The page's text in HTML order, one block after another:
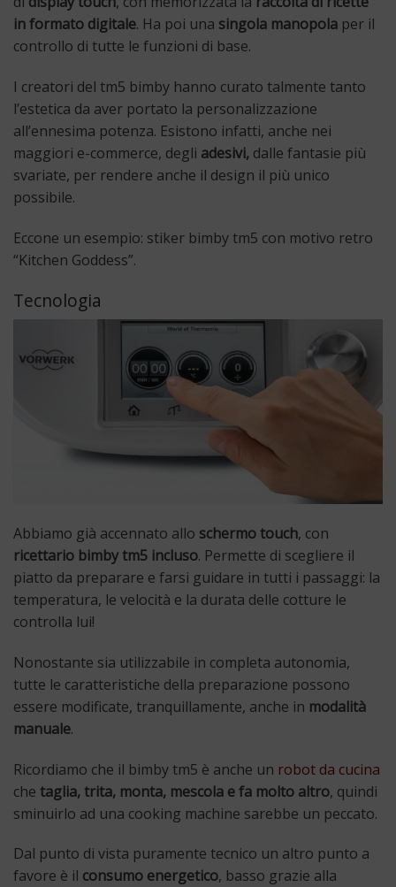
in formato digitale. Ha poi una singola manopola per il
controllo di tutte le funzioni di base.
I creatori del tm5 bimby hanno curato talmente tanto
l’estetica da aver portato la personalizzazione
all’ennesima potenza. Esistono infatti, anche nei
maggiori e-commerce, degli adesivi, dalle fantasie più
svariate, per rendere anche il design il più unico
possibile.
Eccone un esempio: stiker bimby tm5 con motivo retro
“Kitchen Goddess”.
Tecnologia
Abbiamo già accennato allo schermo touch, con
ricettario bimby tm5 incluso. Permette di scegliere il
piatto da preparare e farsi guidare in tutti i passaggi: la
temperatura, le velocità e la durata delle cotture le
controlla lui!
Nonostante sia utilizzabile in completa autonomia,
tutte le caratteristiche della preparazione possono
essere modificate, tranquillamente, anche in modalità
manuale.
Ricordiamo che il bimby tm5 è anche un robot da cucina
che taglia, trita, monta, mescola e fa molto altro, quindi
sminuirlo ad una cooking machine sarebbe un peccato.
Dal punto di vista puramente tecnico un altro punto a
favore è il consumo energetico, basso grazie alla